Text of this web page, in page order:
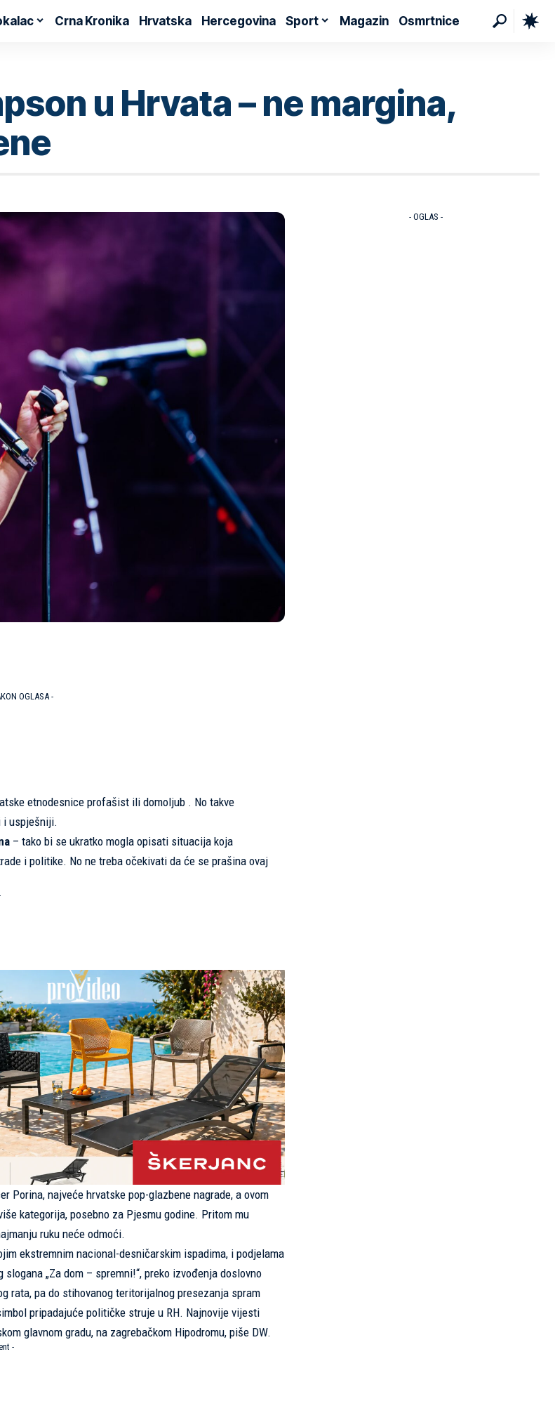
Crna Kronika Hrvatska Hercegovina Sport Magazin Osmrtnice
u Hrvata – ne margina,
OGLASA -
etnodesnice profašist ili domoljub . No takve
i uspješniji.
– tako bi se ukratko mogla opisati situacija koja
i politike. No ne treba očekivati da će se prašina ovaj
Porina, najveće hrvatske pop-glazbene nagrade, a ovom
kategorija, posebno za Pjesmu godine. Pritom mu
ruku neće odmoći.
ekstremnim nacional-desničarskim ispadima, i podjelama
„Za dom – spremni!“, preko izvođenja doslovno
rata, pa do stihovanog teritorijalnog presezanja spram
pripadajuće političke struje u RH. Najnovije vijesti
glavnom gradu, na zagrebačkom Hipodromu, piše DW.
-
- OGLAS -